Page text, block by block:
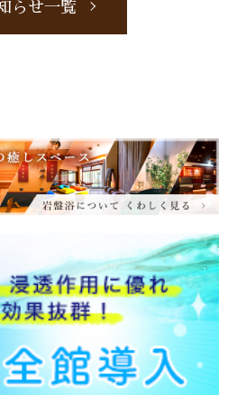
らせ一覧